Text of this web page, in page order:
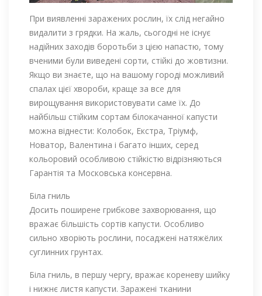
При виявленні заражених рослин, їх слід негайно
видалити з грядки. На жаль, сьогодні не існує
надійних заходів боротьби з цією напастю, тому
вченими були виведені сорти, стійкі до жовтизни.
Якщо ви знаєте, що на вашому городі можливий
спалах цієї хвороби, краще за все для
вирощування використовувати саме їх. До
найбільш стійким сортам білокачанної капусти
можна віднести: Колобок, Екстра, Тріумф,
Новатор, Валентина і багато інших, серед
кольоровий особливою стійкістю відрізняються
Гарантія та Московська консервна.
Біла гниль
Досить поширене грибкове захворювання, що
вражає більшість сортів капусти. Особливо
сильно хворіють рослини, посаджені натяжёлих
суглинних грунтах.
Біла гниль, в першу чергу, вражає кореневу шийку
і нижнє листя капусти. Заражені тканини